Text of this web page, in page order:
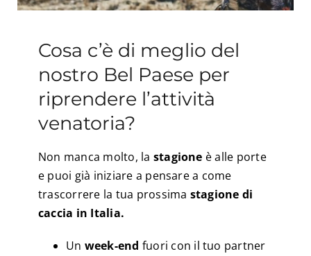
Cosa c’è di meglio del
nostro Bel Paese per
riprendere l’attività
venatoria?
Non manca molto, la stagione è alle porte
e puoi già iniziare a pensare a come
trascorrere la tua prossima stagione di
caccia in Italia.
Un week-end fuori con il tuo partner